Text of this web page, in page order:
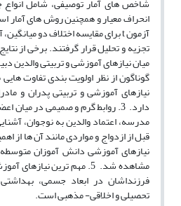
شاخص های آمار توصیفی، شامل انواع
میان نیازهای آموزشی و تربیتی والدین
نیازهای آموزشی و تربیتی پدران و
دارد. 3. روابط گرم و صمیمی در
مدرسه، اعتماد والدین به نوجوان،
نیازهای آموزشی دانش آموزان
مشاهده شد. 5. مهم ترین
فرزنداشان در ابعاد جسمی،
تحصیلی و اخلاقی- مذهبی است.